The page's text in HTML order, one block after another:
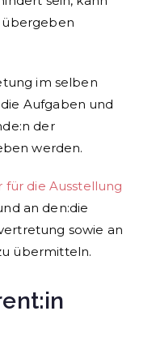
übergeben
im selben
Aufgaben und
der
werden.
für die Ausstellung
an den:die
sowie an
übermitteln.